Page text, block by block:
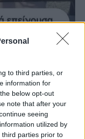
to third parties, or
information for
below opt-out
note that after your
seeing
utilized by
parties prior to